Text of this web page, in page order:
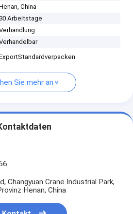
China
30 Arbeitstage
Sie mehr an
Changyuan Crane Industrial Park,
Henan, China